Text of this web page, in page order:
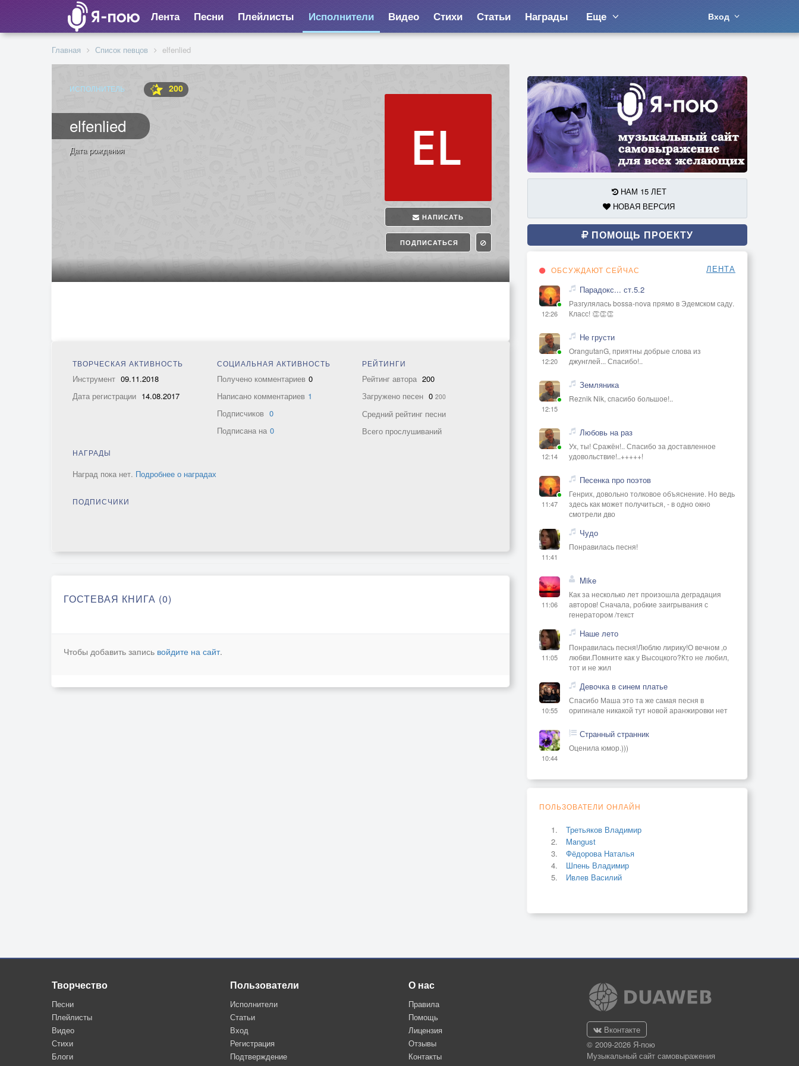
Лента Песни Плейлисты Исполнители Видео Стихи Статьи Награды Еще Вход
Главная Список певцов elfenlied
ИСПОЛНИТЕЛЬ 200
elfenlied
НАПИСАТЬ
ПОДПИСАТЬСЯ
Дата рождения
ТВОРЧЕСКАЯ АКТИВНОСТЬ
Инструмент 09.11.2018
Дата регистрации 14.08.2017
СОЦИАЛЬНАЯ АКТИВНОСТЬ
Получено комментариев 0
Написано комментариев 1
Подписчиков 0
Подписана на 0
РЕЙТИНГИ
Рейтинг автора 200
Загружено песен 0 200
Средний рейтинг песни
Всего прослушиваний
НАГРАДЫ
Наград пока нет. Подробнее о наградах
ПОДПИСЧИКИ
ГОСТЕВАЯ КНИГА (0)
Чтобы добавить запись войдите на сайт.
НАМ 15 ЛЕТ
НОВАЯ ВЕРСИЯ
ПОМОЩЬ ПРОЕКТУ
ОБСУЖДАЮТ СЕЙЧАС ЛЕНТА
12:26
Парадокс... ст.5.2
Разгулялась bossa-nova прямо в Эдемском саду.
Класс! 👏👏👏
12:20
Не грусти
OrangutanG, приятны добрые слова из
джунглей... Спасибо!..
12:15
Земляника
Reznik Nik, спасибо большое!..
12:14
Любовь на раз
Ух, ты! Сражён!.. Спасибо за доставленное
удовольствие!..+++++!
11:47
Песенка про поэтов
Генрих, довольно толковое объяснение. Но ведь
здесь как может получиться, - в одно окно
смотрели дво
11:41
Чудо
Понравилась песня!
11:06
Mike
Как за несколько лет произошла деградация
авторов! Сначала, робкие заигрывания с
генератором /текст
11:05
Наше лето
Понравилась песня!Люблю лирику!О вечном ,о
любви.Помните как у Высоцкого?Кто не любил,
тот и не жил
10:55
Девочка в синем платье
Спасибо Маша это та же самая песня в
оригинале никакой тут новой аранжировки нет
10:44
Странный странник
Оценила юмор.)))
ПОЛЬЗОВАТЕЛИ ОНЛАЙН
Третьяков Владимир
Mangust
Фёдорова Наталья
Шпень Владимир
Ивлев Василий
Творчество
Песни
Плейлисты
Видео
Стихи
Блоги
Пользователи
Исполнители
Статьи
Вход
Регистрация
Подтверждение
О нас
Правила
Помощь
Лицензия
Отзывы
Контакты
Вконтакте
© 2009-2026 Я-пою
Музыкальный сайт самовыражения